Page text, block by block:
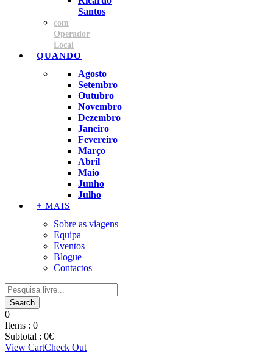
Santos
com
Operador
Local
QUANDO
Agosto
Setembro
Outubro
Novembro
Dezembro
Janeiro
Fevereiro
Março
Abril
Maio
Junho
Julho
+ MAIS
Sobre as viagens
Equipa
Eventos
Blogue
Contactos
0
Items : 0
Subtotal : 0€
View CartCheck Out